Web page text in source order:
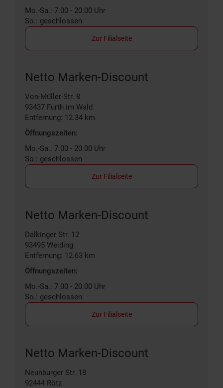
Mo.-Sa.: 7.00 - 20.00 Uhr
So.: geschlossen
Zur Filialseite
Netto Marken-Discount
Von-Müller-Str. 8
93437 Furth im Wald
Entfernung: 12.34 km
Öffnungszeiten:
Mo.-Sa.: 7.00 - 20.00 Uhr
So.: geschlossen
Zur Filialseite
Netto Marken-Discount
Dalkinger Str. 12
93495 Weiding
Entfernung: 12.63 km
Öffnungszeiten:
Mo.-Sa.: 7.00 - 20.00 Uhr
So.: geschlossen
Zur Filialseite
Netto Marken-Discount
Neunburger Str. 18
92444 Rötz